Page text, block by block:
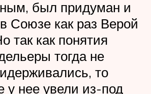
был придуман и
Союзе как раз Верой
так как понятия
тогда не
то
у нее увели из-под